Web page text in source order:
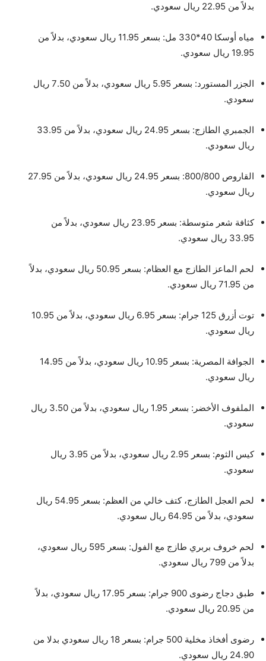
بدلاً من 22.95 ريال سعودي.
مياه أوسكا 40*330 مل: بسعر 11.95 ريال سعودي، بدلاً من
19.95 ريال سعودي.
الجزر المستورد: بسعر 5.95 ريال سعودي، بدلاً من 7.50 ريال
سعودي.
الجمبري الطازج: بسعر 24.95 ريال سعودي، بدلاً من 33.95
ريال سعودي.
القاروص 800/800: بسعر 24.95 ريال سعودي، بدلاً من 27.95
ريال سعودي.
كثافة شعر متوسطة: بسعر 23.95 ريال سعودي، بدلاً من
33.95 ريال سعودي.
لحم الماعز الطازج مع العظام: بسعر 50.95 ريال سعودي، بدلاً
من 71.95 ريال سعودي.
توت أزرق 125 جرام: بسعر 6.95 ريال سعودي، بدلاً من 10.95
ريال سعودي.
الجوافة المصرية: بسعر 10.95 ريال سعودي، بدلاً من 14.95
ريال سعودي.
الملفوف الأخضر: بسعر 1.95 ريال سعودي، بدلاً من 3.50 ريال
سعودي.
كيس الثوم: بسعر 2.95 ريال سعودي، بدلاً من 3.95 ريال
سعودي.
لحم العجل الطازج، كتف خالي من العظم: بسعر 54.95 ريال
سعودي، بدلاً من 64.95 ريال سعودي.
لحم خروف بربري طازج مع الفول: بسعر 595 ريال سعودي،
بدلاً من 799 ريال سعودي.
طبق دجاج رضوى 900 جرام: بسعر 17.95 ريال سعودي، بدلاً
من 20.95 ريال سعودي.
رضوى أفخاذ مخلية 500 جرام: بسعر 18 ريال سعودي بدلا من
24.90 ريال سعودي.